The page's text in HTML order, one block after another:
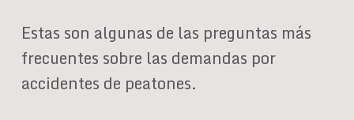
Estas son algunas de las preguntas más
frecuentes sobre las demandas por
accidentes de peatones.